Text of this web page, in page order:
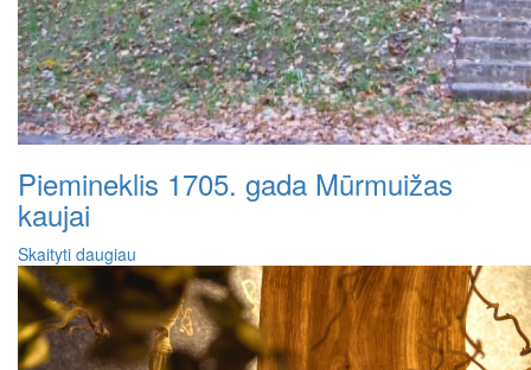
Piemineklis 1705. gada Mūrmuižas
kaujai
Skaityti daugiau